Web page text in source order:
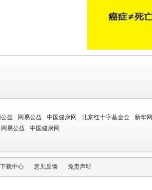
益 网易公益 中国健康网 北京红十字基金会 新华网
网易公益 中国健康网
下载中心 意见反馈 免责声明